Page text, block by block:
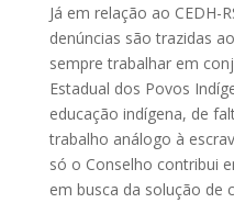
Já em relação ao CEDH-
denúncias são trazidas
sempre trabalhar em
Estadual dos Povos
educação indígena, de
trabalho análogo à
só o Conselho contribui
em busca da solução de